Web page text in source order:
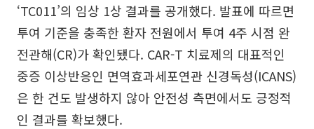
‘TC011’의 임상 1상 결과를 공개했다. 발표에 따르면
투여 기준을 충족한 환자 전원에서 투여 4주 시점 완
전관해(CR)가 확인됐다. CAR-T 치료제의 대표적인
중증 이상반응인 면역효과세포연관 신경독성(ICANS)
은 한 건도 발생하지 않아 안전성 측면에서도 긍정적
인 결과를 확보했다.